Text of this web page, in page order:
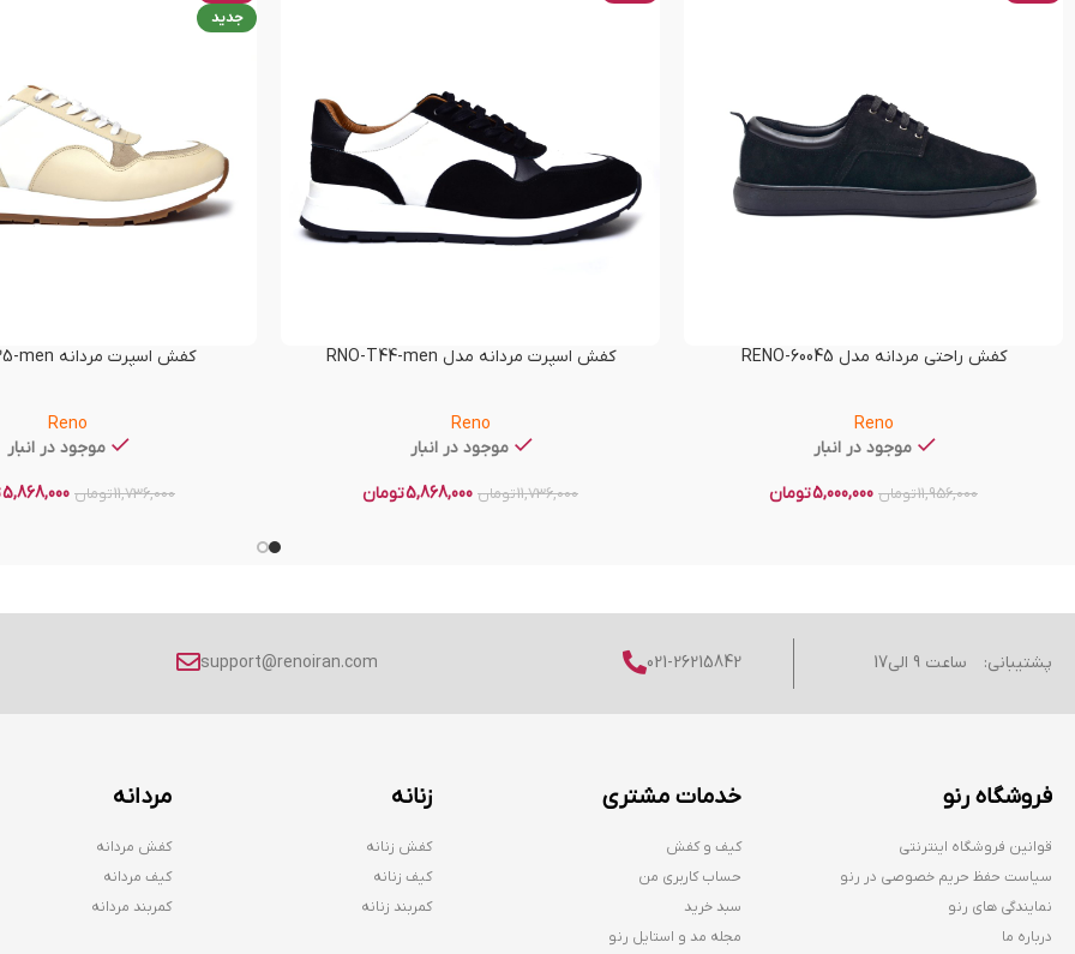
کفش راحتی مردانه مدل RENO-60045
Reno
موجود در انبار
11,956,000تومان 5,000,000تومان
کفش اسپرت مردانه مدل RNO-T44-men
Reno
موجود در انبار
11,736,000تومان 5,868,000تومان
جدید
کفش اسپرت مردانه RNO-T35-men
Reno
موجود در انبار
11,736,000تومان 5,868,000
پشتیبانی: ساعت 9 الی17 021-26215842
support@renoiran.com
فروشگاه رنو
قوانین فروشگاه اینترنتی
سیاست حفظ حریم خصوصی در رنو
نمایندگی های رنو
درباره ما
خدمات مشتری
کیف و کفش
حساب کاربری من
سبد خرید
مجله مد و استایل رنو
زنانه
کفش زنانه
کیف زنانه
کمربند زنانه
مردانه
کفش مردانه
کیف مردانه
کمربند مردانه